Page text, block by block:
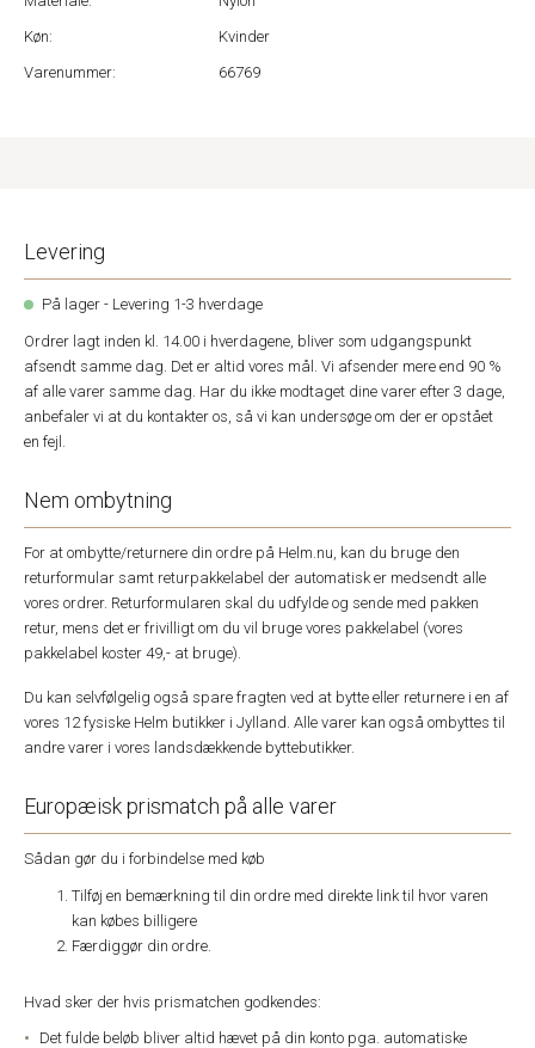
Køn:
Kvinder
Varenummer:
66769
Levering
På lager - Levering 1-3 hverdage
Ordrer lagt inden kl. 14.00 i hverdagene, bliver som udgangspunkt
afsendt samme dag. Det er altid vores mål. Vi afsender mere end 90 %
af alle varer samme dag. Har du ikke modtaget dine varer efter 3 dage,
anbefaler vi at du kontakter os, så vi kan undersøge om der er opstået
en fejl.
Nem ombytning
For at ombytte/returnere din ordre på Helm.nu, kan du bruge den
returformular samt returpakkelabel der automatisk er medsendt alle
vores ordrer. Returformularen skal du udfylde og sende med pakken
retur, mens det er frivilligt om du vil bruge vores pakkelabel (vores
pakkelabel koster 49,- at bruge).
Du kan selvfølgelig også spare fragten ved at bytte eller returnere i en af
vores 12 fysiske Helm butikker i Jylland. Alle varer kan også ombyttes til
andre varer i vores landsdækkende byttebutikker.
Europæisk prismatch på alle varer
Sådan gør du i forbindelse med køb
Tilføj en bemærkning til din ordre med direkte link til hvor varen
kan købes billigere
Færdiggør din ordre.
Hvad sker der hvis prismatchen godkendes:
Det fulde beløb bliver altid hævet på din konto pga. automatiske